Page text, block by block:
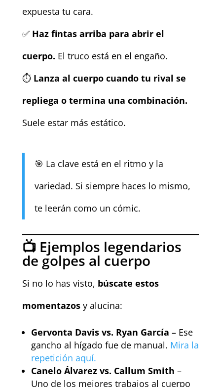
expuesta tu cara.
✅ Haz fintas arriba para abrir el
cuerpo. El truco está en el engaño.
⏱️ Lanza al cuerpo cuando tu rival se
repliega o termina una combinación.
Suele estar más estático.
🎯 La clave está en el ritmo y la
variedad. Si siempre haces lo mismo,
te leerán como un cómic.
📺 Ejemplos legendarios
de golpes al cuerpo
Si no lo has visto, búscate estos
momentazosy alucina:
Gervonta Davis vs. Ryan García – Ese
gancho al hígado fue de manual. Mira la
repetición aquí.
Canelo Álvarez vs. Callum Smith –
Uno de los mejores trabajos al cuerpo